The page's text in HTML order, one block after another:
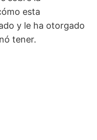
esta
y le ha otorgado
tener.